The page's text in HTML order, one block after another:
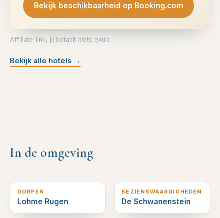
Bekijk beschikbaarheid op Booking.com
Affiliate-link, jij betaalt niets extra.
Bekijk alle hotels →
In de omgeving
DORPEN
Lohme Rugen
BEZIENSWAARDIGHEDEN
De Schwanenstein
3 km verderop 4 km verderop